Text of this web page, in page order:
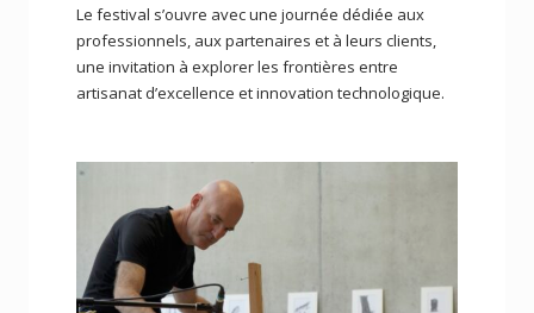
Le festival s’ouvre avec une journée dédiée aux
professionnels, aux partenaires et à leurs clients,
une invitation à explorer les frontières entre
artisanat d’excellence et innovation technologique.